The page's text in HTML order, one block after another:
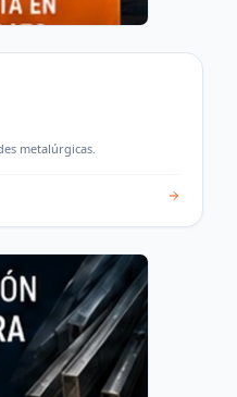
metalúrgicas.